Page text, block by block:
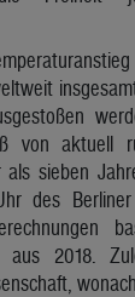
von aktuell
als sieben
des Berliner
aus 2018.